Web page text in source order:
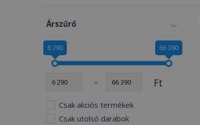
Árszűrő
6 290 66 390
- Ft
Csak akciós termékek
Csak utolsó darabok